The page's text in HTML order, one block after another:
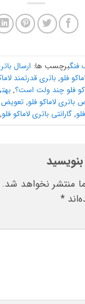
فنگبرچسب ها: ارسال
فلو,باتری قدرتمند
فلو چند ولت است؟,
باتری لاماکو فلو, تعویض
,گارانتی باتری لاماکو فلو
منتشر نخواهد شد.
*